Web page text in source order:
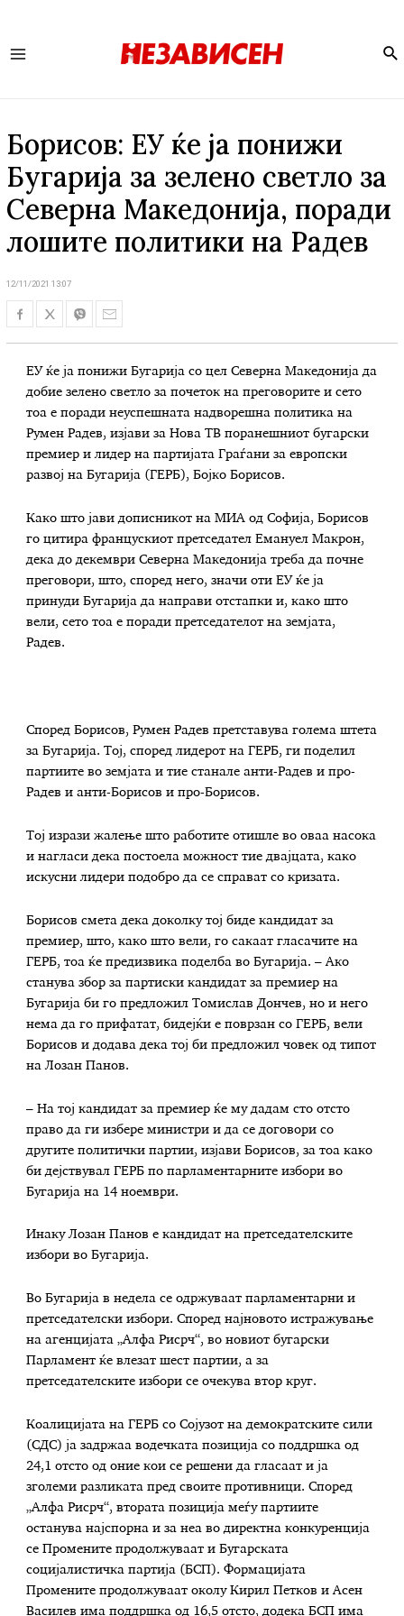
Борисов: ЕУ ќе ја понижи
Бугарија за зелено светло за
Северна Македонија, поради
лошите политики на Радев
12/11/2021 13:07
ЕУ ќе ја понижи Бугарија со цел Северна Македонија да
добие зелено светло за почеток на преговорите и сето
тоа е поради неуспешната надворешна политика на
Румен Радев, изјави за Нова ТВ поранешниот бугарски
премиер и лидер на партијата Граѓани за европски
развој на Бугарија (ГЕРБ), Бојко Борисов.
Како што јави дописникот на МИА од Софија, Борисов
го цитира францускиот претседател Емануел Макрон,
дека до декември Северна Македонија треба да почне
преговори, што, според него, значи оти ЕУ ќе ја
принуди Бугарија да направи отстапки и, како што
вели, сето тоа е поради претседателот на земјата,
Радев.
Според Борисов, Румен Радев претставува голема штета
за Бугарија. Тој, според лидерот на ГЕРБ, ги поделил
партиите во земјата и тие станале анти-Радев и про-
Радев и анти-Борисов и про-Борисов.
Тој изрази жалење што работите отишле во оваа насока
и нагласи дека постоела можност тие двајцата, како
искусни лидери подобро да се справат со кризата.
Борисов смета дека доколку тој биде кандидат за
премиер, што, како што вели, го сакаат гласачите на
ГЕРБ, тоа ќе предизвика поделба во Бугарија. – Ако
станува збор за партиски кандидат за премиер на
Бугарија би го предложил Томислав Дончев, но и него
нема да го прифатат, бидејќи е поврзан со ГЕРБ, вели
Борисов и додава дека тој би предложил човек од типот
на Лозан Панов.
– На тој кандидат за премиер ќе му дадам сто отсто
право да ги избере министри и да се договори со
другите политички партии, изјави Борисов, за тоа како
би дејствувал ГЕРБ по парламентарните избори во
Бугарија на 14 ноември.
Инаку Лозан Панов е кандидат на претседателските
избори во Бугарија.
Во Бугарија в недела се одржуваат парламентарни и
претседателски избори. Според најновото истражување
на агенцијата „Алфа Рисрч“, во новиот бугарски
Парламент ќе влезат шест партии, а за
претседателските избори се очекува втор круг.
Коалицијата на ГЕРБ со Сојузот на демократските сили
(СДС) ја задржаа водечката позиција со поддршка од
24,1 отсто од оние кои се решени да гласаат и ја
зголеми разликата пред своите противници. Според
„Алфа Рисрч“, втората позиција меѓу партиите
останува најспорна и за неа во директна конкуренција
се Промените продолжуваат и Бугарската
социјалистичка партија (БСП). Формацијата
Промените продолжуваат околу Кирил Петков и Асен
Василев има поддршка од 16,5 отсто, додека БСП има